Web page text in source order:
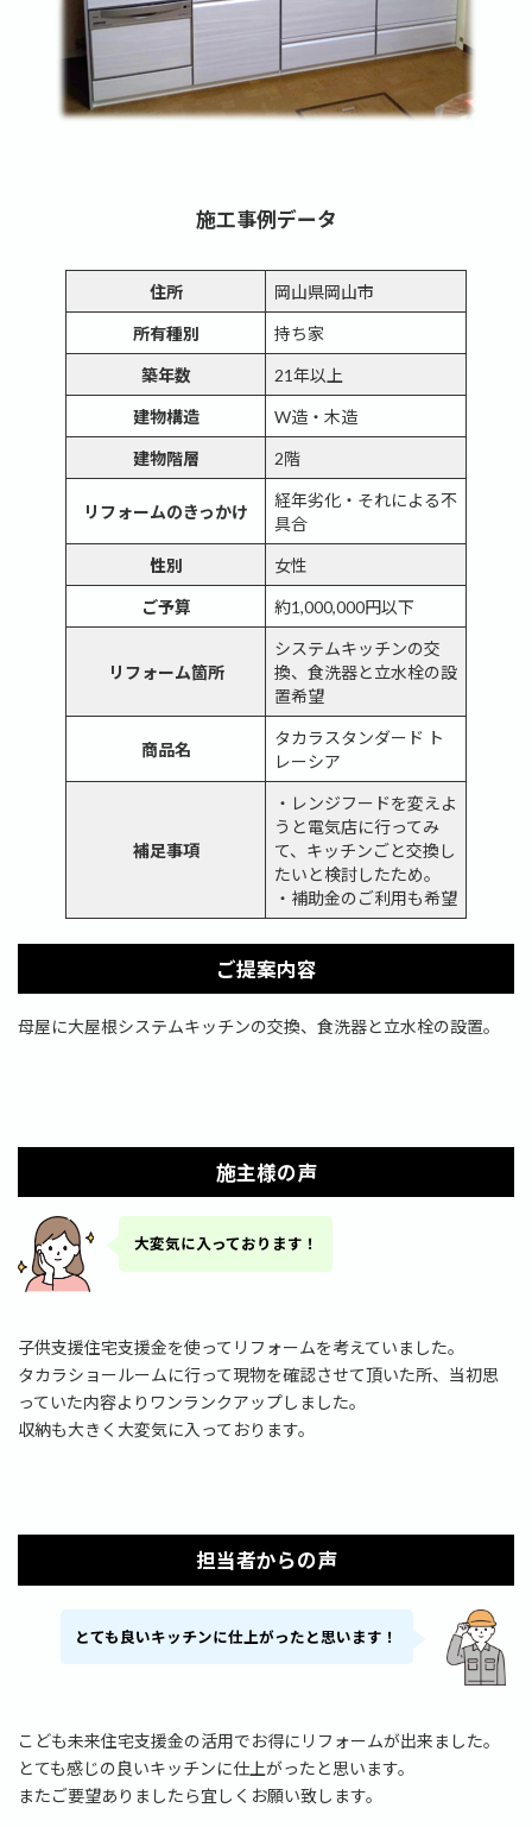
施工事例データ
住所 岡山県岡山市
所有種別 持ち家
築年数 21年以上
建物構造 W造・木造
建物階層 2階
リフォームのきっかけ
経年劣化・それによる不
具合
性別 女性
ご予算 約1,000,000円以下
リフォーム箇所
システムキッチンの交
換、食洗器と立水栓の設
置希望
商品名
タカラスタンダード ト
レーシア
補足事項
・レンジフードを変えよ
うと電気店に行ってみ
て、キッチンごと交換し
たいと検討したため。
・補助金のご利用も希望
ご提案内容
母屋に大屋根システムキッチンの交換、食洗器と立水栓の設置。
施主様の声
大変気に入っております！
子供支援住宅支援金を使ってリフォームを考えていました。
タカラショールームに行って現物を確認させて頂いた所、当初思
っていた内容よりワンランクアップしました。
収納も大きく大変気に入っております。
担当者からの声
とても良いキッチンに仕上がったと思います！
こども未来住宅支援金の活用でお得にリフォームが出来ました。
とても感じの良いキッチンに仕上がったと思います。
またご要望ありましたら宜しくお願い致します。